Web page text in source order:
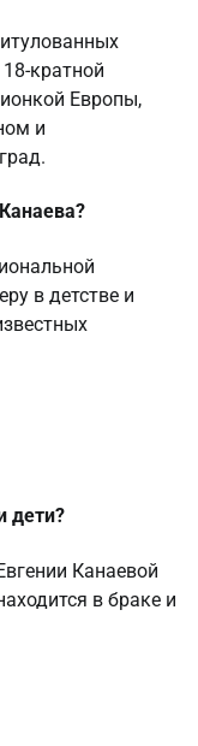
кратной
Европы,
и
в детстве и
дети?
Канаевой
в браке и